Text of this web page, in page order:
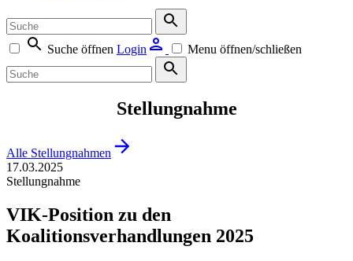
Suche öffnen Login Menu öffnen/schließen
Stellungnahme
Alle Stellungnahmen
17.03.2025
Stellungnahme
VIK-Position zu den
Koalitionsverhandlungen 2025